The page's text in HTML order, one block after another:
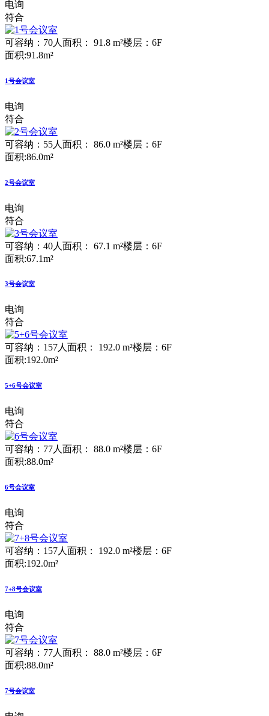
电询
符合
可容纳：70人 面积： 91.8 m²楼层：6F
面积:91.8m²
1号会议室
电询
符合
可容纳：55人 面积： 86.0 m²楼层：6F
面积:86.0m²
2号会议室
电询
符合
可容纳：40人 面积： 67.1 m²楼层：6F
面积:67.1m²
3号会议室
电询
符合
可容纳：157人面积： 192.0 m²楼层：6F
面积:192.0m²
5+6号会议室
电询
符合
可容纳：77人 面积： 88.0 m²楼层：6F
面积:88.0m²
6号会议室
电询
符合
可容纳：157人 面积： 192.0 m²楼层：6F
面积:192.0m²
7+8号会议室
电询
符合
可容纳：77人 面积： 88.0 m²楼层：6F
面积:88.0m²
7号会议室